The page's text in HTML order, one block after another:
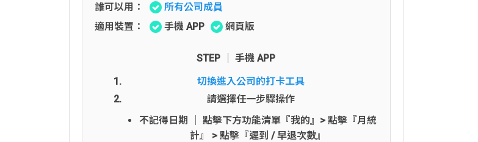
誰可以用：
所有公司成員
適用裝置：
手機 APP 網頁版
STEP │ 手機 APP
切換進入公司的打卡工具
請選擇任一步驟操作
不記得日期 │ 點擊下方功能清單『我的』> 點擊『月統
計』 > 點擊『遲到 / 早退次數』